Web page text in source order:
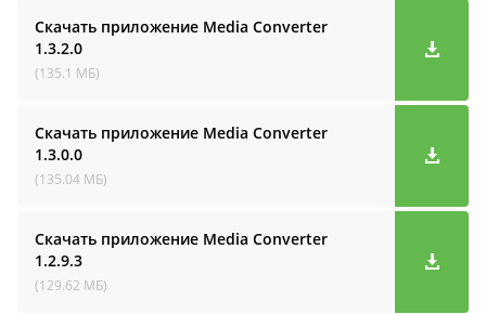
Скачать приложение Media Converter
1.3.2.0
(135.1 МБ)
Скачать приложение Media Converter
1.3.0.0
(135.04 МБ)
Скачать приложение Media Converter
1.2.9.3
(129.62 МБ)